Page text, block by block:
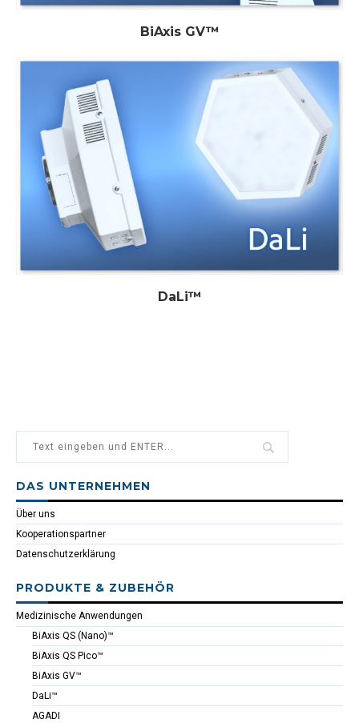
BiAxis GV™
DaLi™
DAS UNTERNEHMEN
Über uns
Kooperationspartner
Datenschutzerklärung
PRODUKTE & ZUBEHÖR
Medizinische Anwendungen
BiAxis QS (Nano)™
BiAxis QS Pico™
BiAxis GV™
DaLi™
AGADI